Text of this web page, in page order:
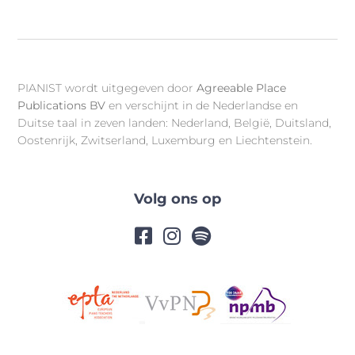
PIANIST wordt uitgegeven doorAgreeable Place
Publications BV en verschijnt in de Nederlandse en
Duitse taal in zeven landen: Nederland, België, Duitsland,
Oostenrijk, Zwitserland, Luxemburg en Liechtenstein.
Volg ons op